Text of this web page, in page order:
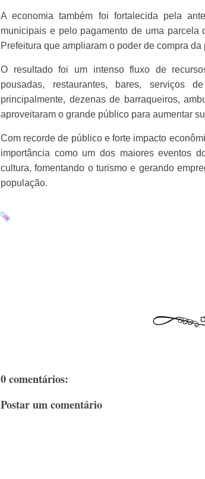
A economia também foi fortalecida pela
municipais e pelo pagamento de uma parcela
Prefeitura que ampliaram o poder de compra
O resultado foi um intenso fluxo de
pousadas, restaurantes, bares, serviços
principalmente, dezenas de barraqueiros,
aproveitaram o grande público para aumentar
Com recorde de público e forte impacto
importância como um dos maiores eventos
cultura, fomentando o turismo e gerando
população.
0 comentários:
Postar um comentário